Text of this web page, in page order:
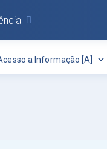
a Informação [A]